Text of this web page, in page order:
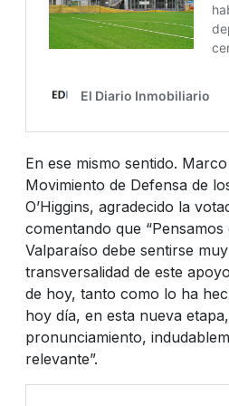
En ese mismo sentido.
Movimiento de Defensa de
O’Higgins, agradecido la
comentando que
Valparaíso debe sentirse
transversalidad de este
de hoy, tanto como lo ha
hoy día, en esta nueva
pronunciamiento,
relevante”.